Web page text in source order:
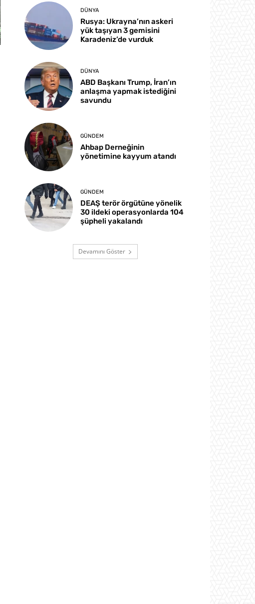
DÜNYA
Rusya: Ukrayna’nın askeri
yük taşıyan 3 gemisini
Karadeniz’de vurduk
DÜNYA
ABD Başkanı Trump, İran’ın
anlaşma yapmak istediğini
savundu
GÜNDEM
Ahbap Derneğinin
yönetimine kayyum atandı
GÜNDEM
DEAŞ terör örgütüne yönelik
30 ildeki operasyonlarda 104
şüpheli yakalandı
Devamını Göster